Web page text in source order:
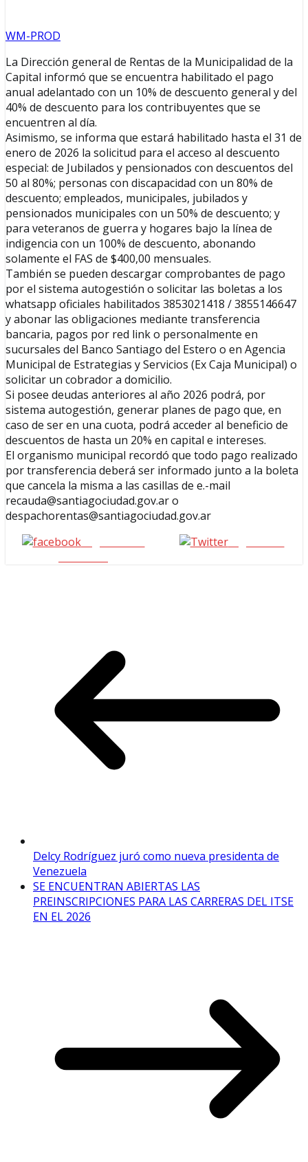
WM-PROD
La Dirección general de Rentas de la Municipalidad de la
Capital informó que se encuentra habilitado el pago
anual adelantado con un 10% de descuento general y del
40% de descuento para los contribuyentes que se
encuentren al día.
Asimismo, se informa que estará habilitado hasta el 31 de
enero de 2026 la solicitud para el acceso al descuento
especial: de Jubilados y pensionados con descuentos del
50 al 80%; personas con discapacidad con un 80% de
descuento; empleados, municipales, jubilados y
pensionados municipales con un 50% de descuento; y
para veteranos de guerra y hogares bajo la línea de
indigencia con un 100% de descuento, abonando
solamente el FAS de $400,00 mensuales.
También se pueden descargar comprobantes de pago
por el sistema autogestión o solicitar las boletas a los
whatsapp oficiales habilitados 3853021418 / 3855146647
y abonar las obligaciones mediante transferencia
bancaria, pagos por red link o personalmente en
sucursales del Banco Santiago del Estero o en Agencia
Municipal de Estrategias y Servicios (Ex Caja Municipal) o
solicitar un cobrador a domicilio.
Si posee deudas anteriores al año 2026 podrá, por
sistema autogestión, generar planes de pago que, en
caso de ser en una cuota, podrá acceder al beneficio de
descuentos de hasta un 20% en capital e intereses.
El organismo municipal recordó que todo pago realizado
por transferencia deberá ser informado junto a la boleta
que cancela la misma a las casillas de e.-mail
recauda@santiagociudad.gov.ar o
despachorentas@santiagociudad.gov.ar
Seguinos en
seguinos X
Delcy Rodríguez juró como nueva presidenta de
Venezuela
SE ENCUENTRAN ABIERTAS LAS
PREINSCRIPCIONES PARA LAS CARRERAS DEL ITSE
EN EL 2026